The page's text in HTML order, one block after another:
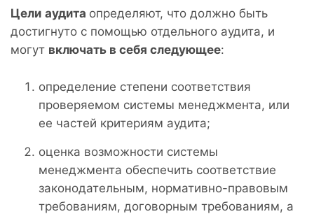
Цели аудита определяют, что должно быть
достигнуто с помощью отдельного аудита, и
могут включать в себя следующее:
определение степени соответствия
проверяемом системы менеджмента, или
ее частей критериям аудита;
оценка возможности системы
менеджмента обеспечить соответствие
законодательным, нормативно-правовым
требованиям, договорным требованиям, а